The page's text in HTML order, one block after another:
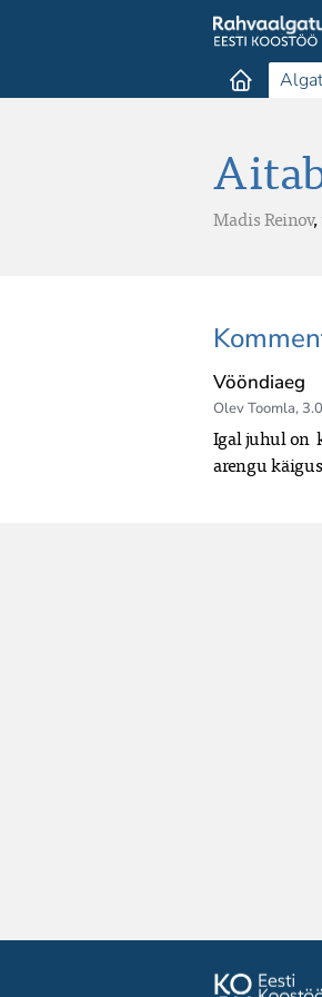
Madis Reinov,
Vööndiaeg
Olev Toomla,
Igal juhul on
arengu